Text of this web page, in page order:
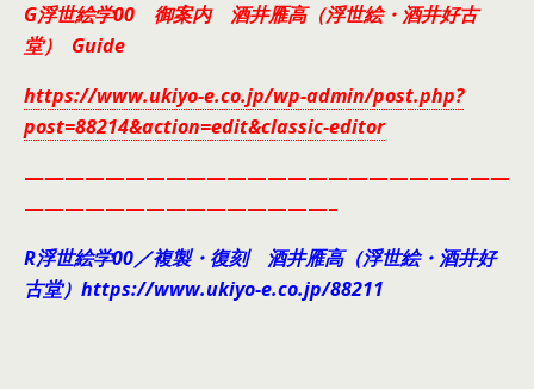
G浮世絵学00 御案内 酒井雁高（浮世絵・酒井好古
堂） Guide
https://www.ukiyo-e.co.jp/wp-admin/post.php?
post=88214&action=edit&classic-editor
————————————————————————
———————————————–
R浮世絵学00／複製・復刻 酒井雁高（浮世絵・酒井好
古堂）https://www.ukiyo-e.co.jp/88211